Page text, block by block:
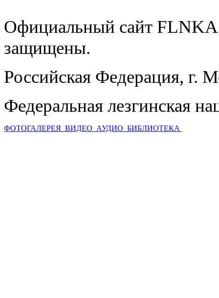
Официальный сайт
защищены.
Российская Федерация, г.
Федеральная лезгинская
ФОТОГАЛЕРЕЯ ВИДЕО АУДИО БИБЛИОТЕКА